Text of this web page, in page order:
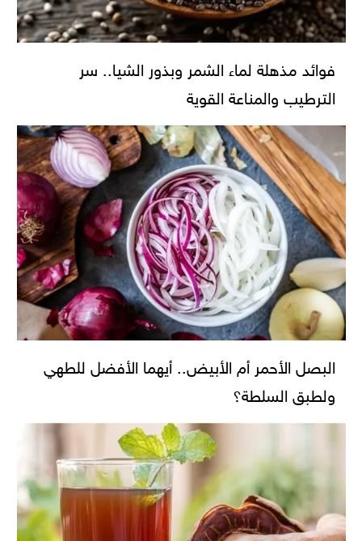
فوائد مذهلة لماء الشمر وبذور الشيا.. سر
الترطيب والمناعة القوية
البصل الأحمر أم الأبيض.. أيهما الأفضل للطهي
ولطبق السلطة؟